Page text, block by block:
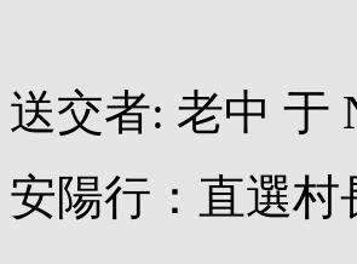
送交者: 老中 于
安陽行：直選